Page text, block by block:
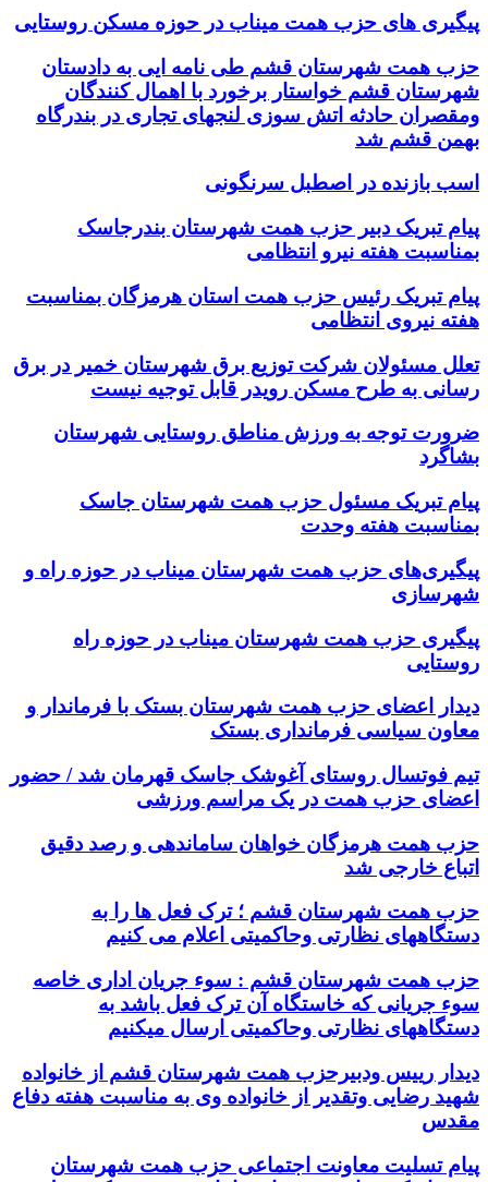
پیگیری های حزب همت میناب در حوزه مسکن روستایی
حزب همت شهرستان قشم طی نامه ایی به دادستان
شهرستان قشم خواستار برخورد با اهمال کنندگان
ومقصران حادثه اتش سوزی لنجهای تجاری در بندرگاه
بهمن قشم شد
اسب بازنده در اصطبل سرنگونی
پیام تبریک دبیر حزب همت شهرستان بندرجاسک
بمناسبت هفته نیرو انتظامی
پیام تبریک رئیس حزب همت استان هرمزگان بمناسبت
هفته نیروی انتظامی
تعلل مسئولان شرکت توزیع برق شهرستان خمیر در برق
رسانی به طرح مسکن رویدر قابل توجیه نیست
ضرورت توجه به ورزش مناطق روستایی شهرستان
بشاگرد
پیام تبریک مسئول حزب همت شهرستان جاسک
بمناسبت هفته وحدت
پیگیری‌های حزب همت شهرستان میناب در حوزه راه و
شهرسازی
پیگیری حزب همت شهرستان میناب در حوزه راه
روستایی
دیدار اعضای حزب همت شهرستان بستک با فرماندار و
معاون سیاسی فرمانداری بستک
تیم فوتسال روستای آغوشک جاسک قهرمان شد / حضور
اعضای حزب همت در یک مراسم ورزشی
حزب همت هرمزگان خواهان ساماندهی و رصد دقیق
اتباع خارجی شد
حزب همت شهرستان قشم ؛ ترک فعل ها را به
دستگاههای نظارتی وحاکمیتی اعلام می کنیم
حزب همت شهرستان قشم : سوء جریان اداری خاصه
سوء جریانی که خاستگاه آن ترک فعل باشد به
دستگاههای نظارتی وحاکمیتی ارسال میکنیم
دیدار رییس ودبیرحزب همت شهرستان قشم از خانواده
شهید رضایی وتقدیر از خانواده وی به مناسبت هفته دفاع
مقدس
پیام تسلیت معاونت اجتماعی حزب همت شهرستان